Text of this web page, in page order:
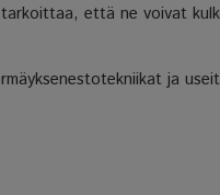
että ne voivat
ja